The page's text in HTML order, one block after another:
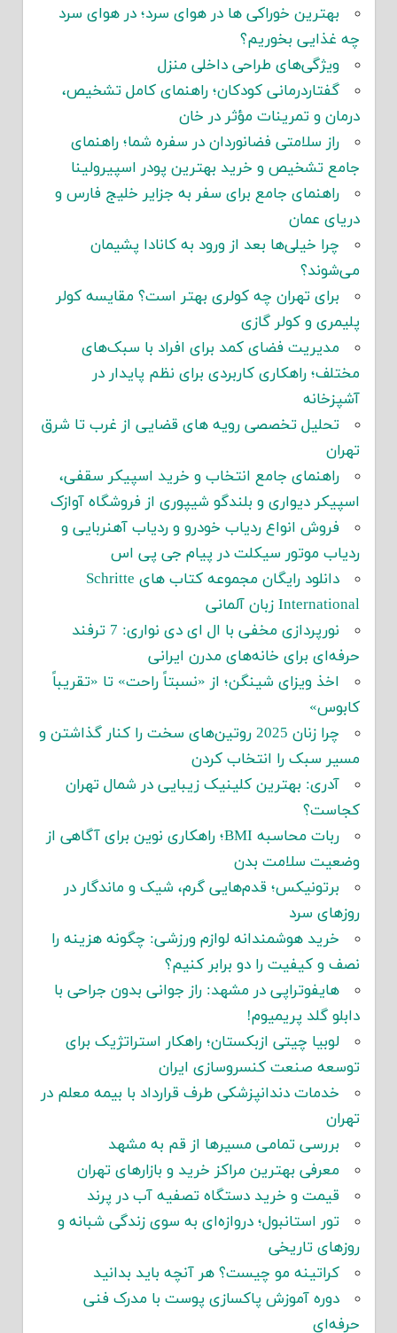
بهترین خوراکی ها در هوای سرد؛ در هوای سرد
چه غذایی بخوریم؟
ویژگی‌های طراحی داخلی منزل
گفتاردرمانی کودکان؛ راهنمای کامل تشخیص،
درمان و تمرینات مؤثر در خان
راز سلامتی فضانوردان در سفره شما؛ راهنمای
جامع تشخیص و خرید بهترین پودر اسپیرولینا
راهنمای جامع برای سفر به جزایر خلیج فارس و
دریای عمان
چرا خیلی‌ها بعد از ورود به کانادا پشیمان
می‌شوند؟
برای تهران چه کولری بهتر است؟ مقایسه کولر
پلیمری و کولر گازی
مدیریت فضای کمد برای افراد با سبک‌های
مختلف؛ راهکاری کاربردی برای نظم پایدار در
آشپزخانه
تحلیل تخصصی رویه های قضایی از غرب تا شرق
تهران
راهنمای جامع انتخاب و خرید اسپیکر سقفی،
اسپیکر دیواری و بلندگو شیپوری از فروشگاه آوازک
فروش انواع ردیاب خودرو و ردیاب آهنربایی و
ردیاب موتور سیکلت در پیام جی پی اس
دانلود رایگان مجموعه کتاب های Schritte
International زبان آلمانی
نورپردازی مخفی با ال ای دی نواری: 7 ترفند
حرفه‌ای برای خانه‌های مدرن ایرانی
اخذ ویزای شینگن؛ از «نسبتاً راحت» تا «تقریباً
کابوس»
چرا زنان 2025 روتین‌های سخت را کنار گذاشتن و
مسیر سبک را انتخاب کردن
آدری: بهترین کلینیک زیبایی در شمال تهران
کجاست؟
ربات محاسبه BMI؛ راهکاری نوین برای آگاهی از
وضعیت سلامت بدن
برتونیکس؛ قدم‌هایی گرم، شیک و ماندگار در
روزهای سرد
خرید هوشمندانه لوازم ورزشی: چگونه هزینه را
نصف و کیفیت را دو برابر کنیم؟
هایفوتراپی در مشهد: راز جوانی بدون جراحی با
دابلو گلد پریمیوم!
لوبیا چیتی ازبکستان؛ راهکار استراتژیک برای
توسعه صنعت کنسروسازی ایران
خدمات دندانپزشکی طرف قرارداد با بیمه معلم در
تهران
بررسی تمامی مسیرها از قم به مشهد
معرفی بهترین مراکز خرید و بازارهای تهران
قیمت و خرید دستگاه تصفیه آب در پرند
تور استانبول؛ دروازه‌ای به سوی زندگی شبانه و
روزهای تاریخی
کراتینه مو چیست؟ هر آنچه باید بدانید
دوره آموزش پاکسازی پوست با مدرک فنی
حرفه‌ای